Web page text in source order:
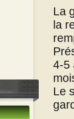
La
la
4-5
Le